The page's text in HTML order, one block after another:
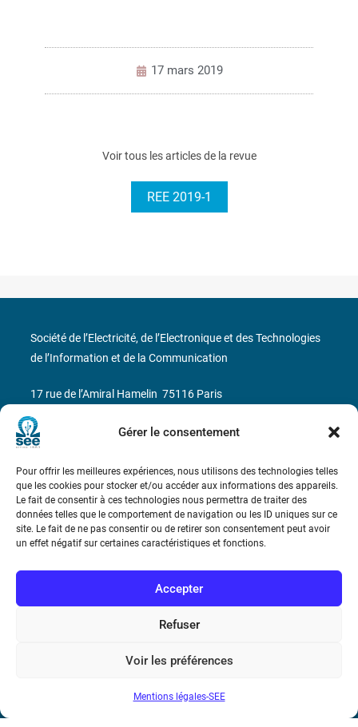
Gérer le consentement
Pour offrir les meilleures expériences, nous utilisons des technologies telles
que les cookies pour stocker et/ou accéder aux informations des appareils.
Le fait de consentir à ces technologies nous permettra de traiter des
données telles que le comportement de navigation ou les ID uniques sur ce
site. Le fait de ne pas consentir ou de retirer son consentement peut avoir
un effet négatif sur certaines caractéristiques et fonctions.
Accepter
Refuser
Voir les préférences
Mentions légales-SEE
17 mars 2019
Voir tous les articles de la revue
REE 2019-1
Marie Ampère
Conditions Générales de Vente
Mentions légales
Société de l’Electricité, de l’Electronique et des Technologies
de l’Information et de la Communication
17 rue de l’Amiral Hamelin 75116 Paris
Métro : « Boissière » Ligne 6 et « Iéna » Ligne 9
Téléphone : (+33) 1 56 90 37 17
N° de SIREN : 785 393 232, Code APE : 9412Z TVA intra-
communautaire : FR44 785 393 232